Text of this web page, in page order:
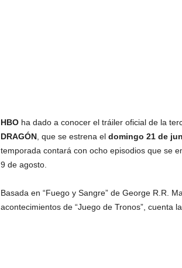
HBOha dado a conocer el tráiler oficial de la
DRAGÓN, que se estrena el domingo 21 de
temporada contará con ocho episodios que se
9 de agosto.
Basada en “Fuego y Sangre” de George R.R.
acontecimientos de “Juego de Tronos”, cuenta